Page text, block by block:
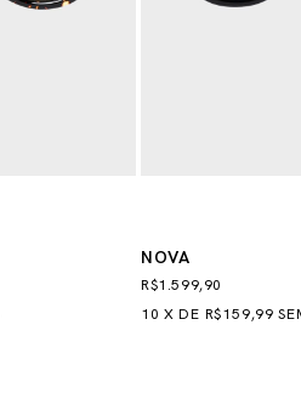
NOVA
R$1.599,90
10 XDE R$159,99